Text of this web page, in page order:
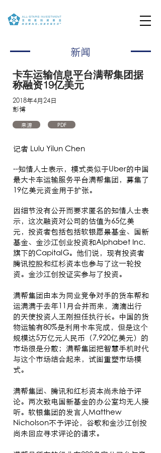
新闻
卡车运输信息平台满帮集团据
称融资19亿美元
2018年4月24日
彭博
来源 PDF
记者 Lulu Yilun Chen
--知情人士表示，模式类似于Uber的中国
最大卡车运输服务平台满帮集团，募集了
19亿美元资金用于扩张。
因细节没有公开而要求匿名的知情人士表
示，这次融资对公司的估值为65亿美
元，投资者包括包括软银愿景基金、国新
基金、金沙江创业投资和Alphabet Inc.
旗下的CapitalG。他们说，现有投资者
腾讯控股和红杉资本也参与了这一轮投
资。金沙江创投证实参与了投资。
满帮集团由本为同业竞争对手的货车帮和
运满满于去年11月合并而来，滴滴出行
的天使投资人王刚担任执行长。中国的货
物运输有80%是利用卡车完成，但是这个
规模达5万亿元人民币（7,920亿美元）的
市场很是分散；满帮集团把智慧手机时代
与这个市场结合起来，试图重塑市场模
式。
满帮集团、腾讯和红杉资本尚未给予评
论。两次致电国新基金的办公室均无人接
听。软银集团的发言人Matthew
Nicholson不予评论，谷歌和金沙江创投
尚未回应寻求评论的请求。